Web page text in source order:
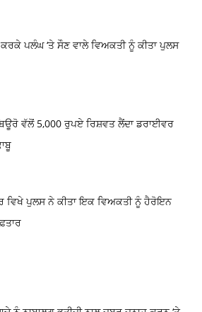
ਪਲੰਘ ‘ਤੇ ਸੌਣ ਵਾਲੇ ਵਿਅਕਤੀ ਨੂੰ ਕੀਤਾ ਪੁਲਸ
ਵੱਲੋਂ 5,000 ਰੁਪਏ ਰਿਸ਼ਵਤ ਲੈਂਦਾ ਡਰਾਈਵਰ
ਵਿਖੇ ਪੁਲਸ ਨੇ ਕੀਤਾ ਇਕ ਵਿਅਕਤੀ ਨੂੰ ਹੈਰੋਇਨ